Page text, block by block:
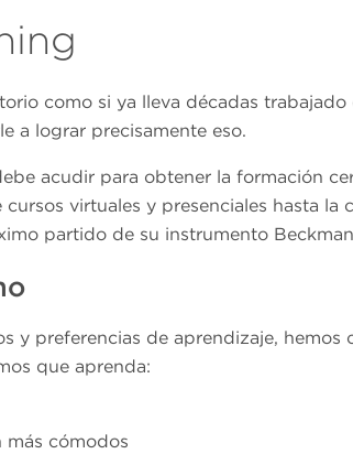
como si ya lleva décadas
a lograr precisamente eso.
acudir para obtener la formación
virtuales y presenciales hasta
partido de su instrumento
y preferencias de aprendizaje,
que aprenda:
más cómodos